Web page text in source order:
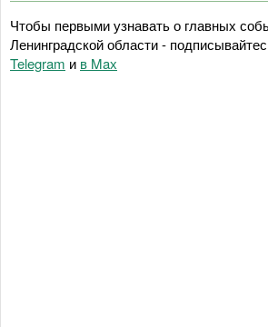
Чтобы первыми узнавать о главных
Ленинградской области -
Telegram и в Maх